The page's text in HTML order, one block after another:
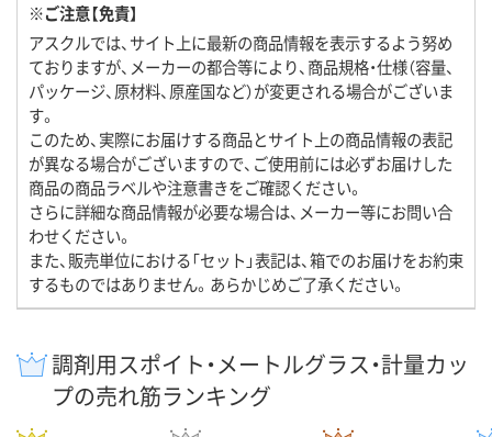
※ご注意【免責】
アスクルでは、サイト上に最新の商品情報を表示するよう努め
ておりますが、メーカーの都合等により、商品規格・仕様（容量、
パッケージ、原材料、原産国など）が変更される場合がございま
す。
このため、実際にお届けする商品とサイト上の商品情報の表記
が異なる場合がございますので、ご使用前には必ずお届けした
商品の商品ラベルや注意書きをご確認ください。
さらに詳細な商品情報が必要な場合は、メーカー等にお問い合
わせください。
また、販売単位における「セット」表記は、箱でのお届けをお約束
するものではありません。あらかじめご了承ください。
調剤用スポイト・メートルグラス・計量カッ
プの売れ筋ランキング